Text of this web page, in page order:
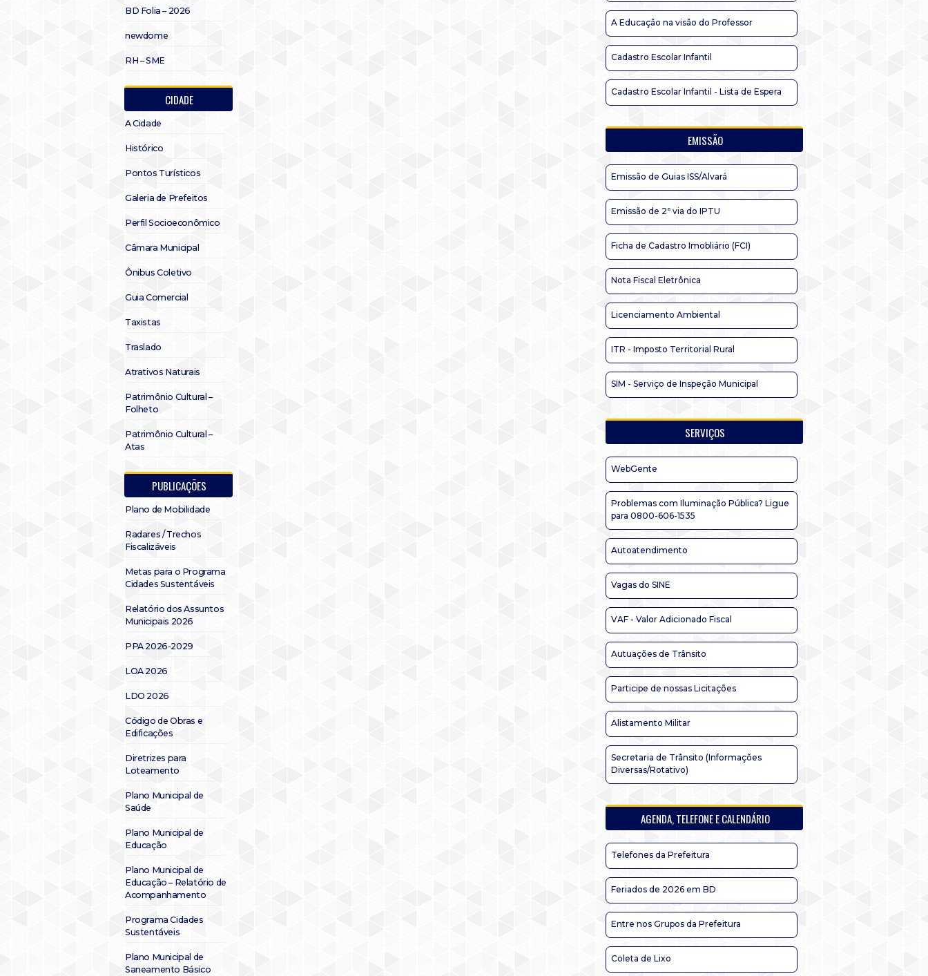
BD Folia – 2026
newdome
RH – SME
CIDADE
A Cidade
Histórico
Pontos Turísticos
Galeria de Prefeitos
Perfil Socioeconômico
Câmara Municipal
Ônibus Coletivo
Guia Comercial
Taxistas
Traslado
Atrativos Naturais
Patrimônio Cultural –
Folheto
Patrimônio Cultural –
Atas
PUBLICAÇÕES
Plano de Mobilidade
Radares / Trechos
Fiscalizáveis
Metas para o Programa
Cidades Sustentáveis
Relatório dos Assuntos
Municipais 2026
PPA 2026-2029
LOA 2026
LDO 2026
Código de Obras e
Edificações
Diretrizes para
Loteamento
Plano Municipal de
Saúde
Plano Municipal de
Educação
Plano Municipal de
Educação – Relatório de
Acompanhamento
Programa Cidades
Sustentáveis
Plano Municipal de
Saneamento Básico
A Educação na visão do Professor
Cadastro Escolar Infantil
Cadastro Escolar Infantil - Lista de Espera
EMISSÃO
Emissão de Guias ISS/Alvará
Emissão de 2ª via do IPTU
Ficha de Cadastro Imobliário (FCI)
Nota Fiscal Eletrônica
Licenciamento Ambiental
ITR - Imposto Territorial Rural
SIM - Serviço de Inspeção Municipal
SERVIÇOS
WebGente
Problemas com Iluminação Pública? Ligue
para 0800-606-1535
Autoatendimento
Vagas do SINE
VAF - Valor Adicionado Fiscal
Autuações de Trânsito
Participe de nossas Licitações
Alistamento Militar
Secretaria de Trânsito (Informações
Diversas/Rotativo)
AGENDA, TELEFONE E CALENDÁRIO
Telefones da Prefeitura
Feriados de 2026 em BD
Entre nos Grupos da Prefeitura
Coleta de Lixo